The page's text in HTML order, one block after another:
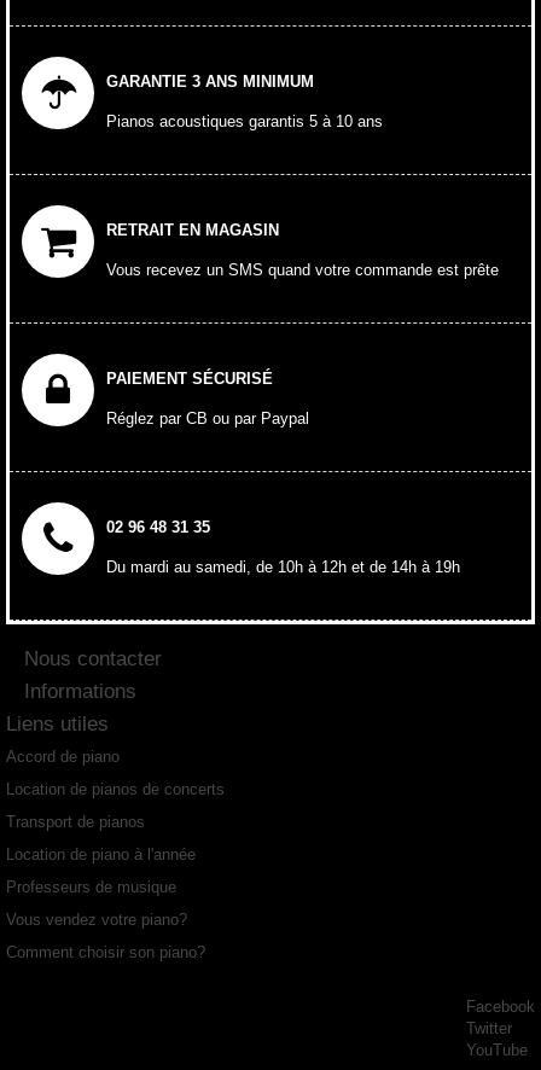
GARANTIE 3 ANS MINIMUM
Pianos acoustiques garantis 5 à 10 ans
RETRAIT EN MAGASIN
Vous recevez un SMS quand votre commande est prête
PAIEMENT SÉCURISÉ
Réglez par CB ou par Paypal
02 96 48 31 35
Du mardi au samedi, de 10h à 12h et de 14h à 19h
Nous contacter
Informations
Liens utiles
Accord de piano
Location de pianos de concerts
Transport de pianos
Location de piano à l'année
Professeurs de musique
Vous vendez votre piano?
Comment choisir son piano?
Facebook
Twitter
YouTube